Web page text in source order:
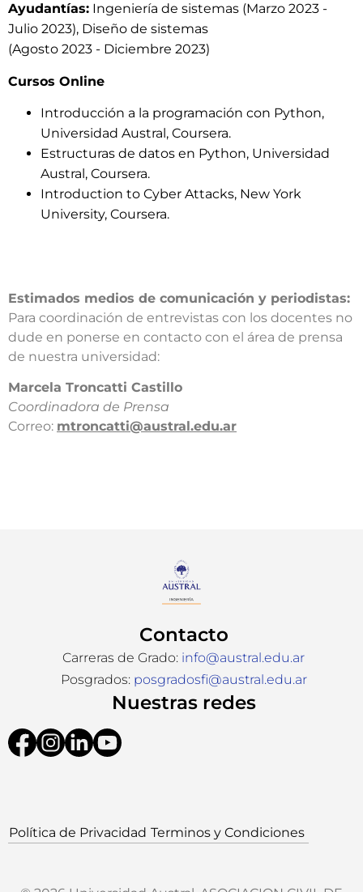
Ayudantías: Ingeniería de sistemas (Marzo 2023 -
Julio 2023), Diseño de sistemas
(Agosto 2023 - Diciembre 2023)
Cursos Online
Introducción a la programación con Python,
Universidad Austral, Coursera.
Estructuras de datos en Python, Universidad
Austral, Coursera.
Introduction to Cyber Attacks, New York
University, Coursera.
Estimados medios de comunicación y periodistas:
Para coordinación de entrevistas con los docentes no
dude en ponerse en contacto con el área de prensa
de nuestra universidad:​
​Marcela Troncatti Castillo​
Coordinadora de Prensa​
Correo: mtroncatti@austral.edu.ar​
Contacto
Carreras de Grado: info@austral.edu.ar
Posgrados: posgradosfi@austral.edu.ar
Nuestras redes
Política de Privacidad Terminos y Condiciones